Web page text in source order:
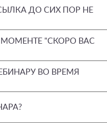
ДО СИХ ПОР НЕ
"СКОРО ВАС
ВО ВРЕМЯ